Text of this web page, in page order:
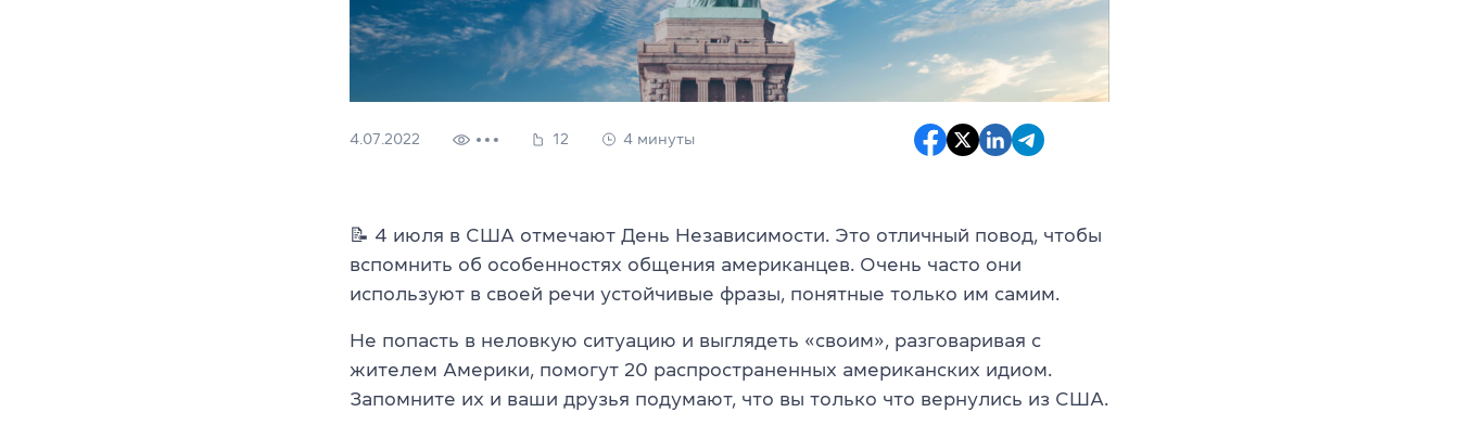
4.07.2022 12 4 минуты
📝 4 июля в США отмечают День Независимости. Это отличный повод, чтобы
вспомнить об особенностях общения американцев. Очень часто они
используют в своей речи устойчивые фразы, понятные только им самим.
Не попасть в неловкую ситуацию и выглядеть «своим», разговаривая с
жителем Америки, помогут 20 распространенных американских идиом.
Запомните их и ваши друзья подумают, что вы только что вернулись из США.